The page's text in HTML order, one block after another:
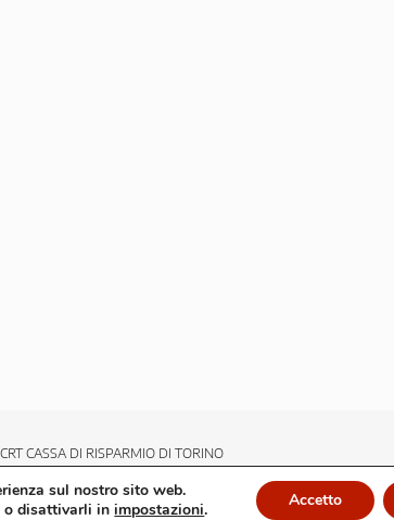
CASSA DI RISPARMIO DI TORINO
sul nostro sito web.
o disattivarli inimpostazioni. Accetto